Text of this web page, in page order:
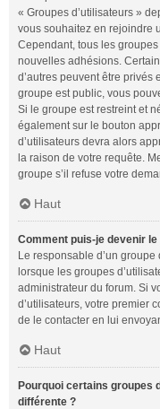
« Groupes d’utilisateurs »
vous souhaitez en rejoindre
Cependant, tous les
nouvelles adhésions.
d’autres peuvent être privés
groupe est public, vous
Si le groupe est restreint et
également sur le bouton
d’utilisateurs devra alors
la raison de votre requête.
groupe s’il refuse votre
Haut
Comment puis-je devenir le
Le responsable d’un
lorsque les groupes
administrateur du forum. Si
d’utilisateurs, votre premier
de le contacter en lui
Haut
Pourquoi certains groupes
différente ?